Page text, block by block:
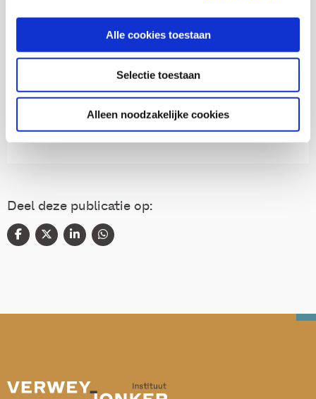
Alle cookies toestaan
Selectie toestaan
Alleen noodzakelijke cookies
Thema's
Gezondheid en zorg
Deel deze publicatie op: